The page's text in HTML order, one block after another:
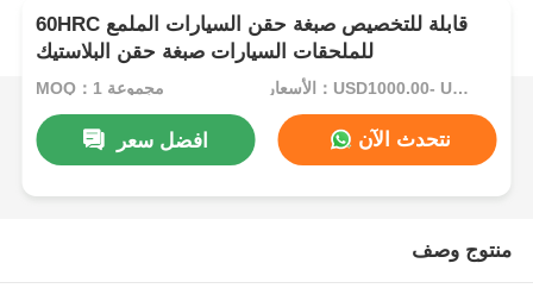
60HRC قابلة للتخصيص صبغة حقن السيارات الملمع
للملحقات السيارات صبغة حقن البلاستيك
MOQ：1 مجموعة الأسعار：USD1000.00- USD5000.00
افضل سعر نتحدث الآن
منتوج وصف